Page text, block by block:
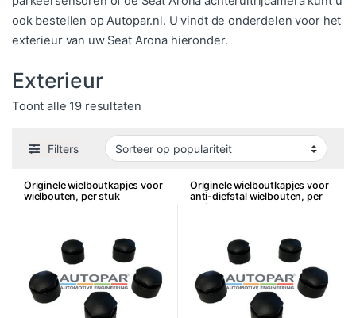
ook bestellen op Autopar.nl. U vindt de onderdelen voor het
exterieur van uw Seat Arona hieronder.
Exterieur
Toont alle 19 resultatenGesorteerd op populariteit
Filters
Originele wielboutkapjes voor
wielbouten, per stuk
Originele wielboutkapjes voor
anti-diefstal wielbouten, per
stuk